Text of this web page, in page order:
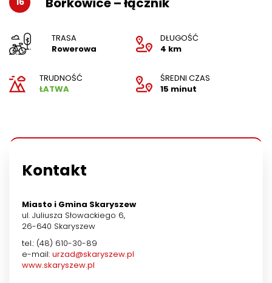
TRASA
Rowerowa
DŁUGOŚĆ
4 km
TRUDNOŚĆ
ŁATWA
ŚREDNI CZAS
15 minut
Kontakt
Miasto i Gmina Skaryszew
ul. Juliusza Słowackiego 6,
26-640 Skaryszew
tel.: (48) 610-30-89
e-mail: urzad@skaryszew.pl
www.skaryszew.pl